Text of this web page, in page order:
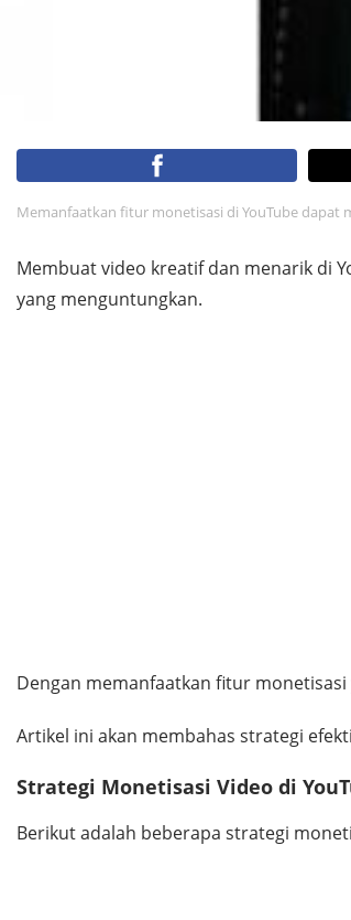
Memanfaatkan fitur monetisasi di YouTube
Membuat video kreatif dan menarik di
yang menguntungkan.
Dengan memanfaatkan fitur
Artikel ini akan membahas strategi
Strategi Monetisasi Video di
Berikut adalah beberapa strategi